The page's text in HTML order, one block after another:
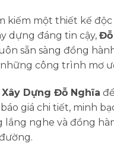
kiếm một thiết kế độc
dựng đáng tin cậy,
sẵn sàng đồng
công trình mơ
Xây Dựng Đỗ Nghĩa
giá chi tiết, minh
lắng nghe và đồng